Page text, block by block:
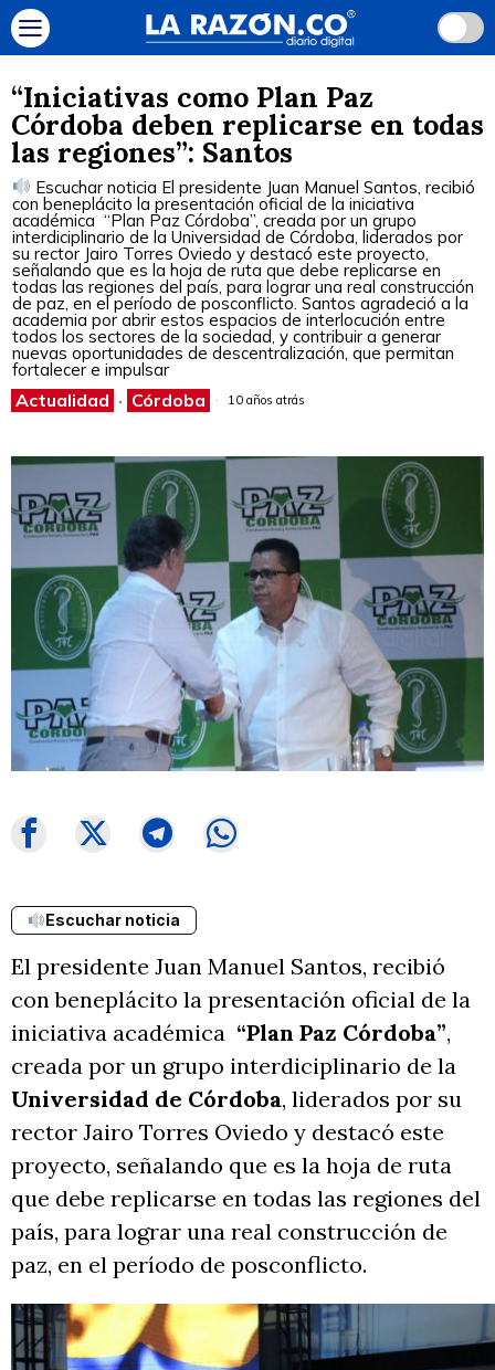
“Iniciativas como Plan Paz
Córdoba deben replicarse en todas
las regiones”: Santos
Escuchar noticia El presidente Juan Manuel Santos, recibió
con beneplácito la presentación oficial de la iniciativa
académica “Plan Paz Córdoba”, creada por un grupo
interdiciplinario de la Universidad de Córdoba, liderados por
su rector Jairo Torres Oviedo y destacó este proyecto,
señalando que es la hoja de ruta que debe replicarse en
todas las regiones del país, para lograr una real construcción
de paz, en el período de posconflicto. Santos agradeció a la
academia por abrir estos espacios de interlocución entre
todos los sectores de la sociedad, y contribuir a generar
nuevas oportunidades de descentralización, que permitan
fortalecer e impulsar
Actualidad · Córdoba 10 años atrás
Escuchar noticia
El presidente Juan Manuel Santos, recibió
con beneplácito la presentación oficial de la
iniciativa académica “Plan Paz Córdoba”,
creada por un grupo interdiciplinario de la
Universidad de Córdoba, liderados por su
rector Jairo Torres Oviedo y destacó este
proyecto, señalando que es la hoja de ruta
que debe replicarse en todas las regiones del
país, para lograr una real construcción de
paz, en el período de posconflicto.